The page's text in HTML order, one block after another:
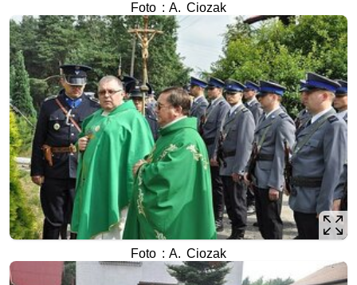
Foto : A. Ciozak
Foto : A. Ciozak